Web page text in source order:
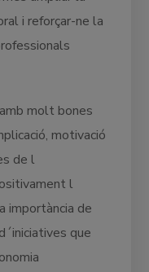
i reforçar-ne la
molt bones
motivació
de l
l
importància de
que